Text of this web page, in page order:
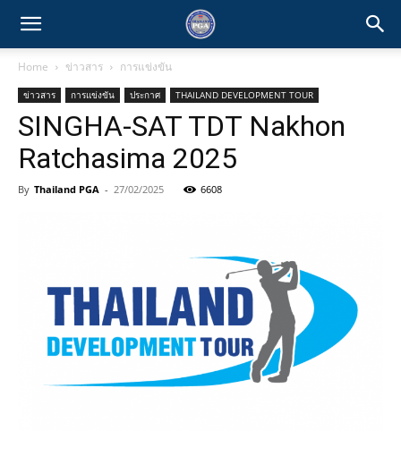
Home ข่าวสาร การแข่งขัน
ข่าวสาร การแข่งขัน ประกาศ THAILAND DEVELOPMENT TOUR
SINGHA-SAT TDT Nakhon
Ratchasima 2025
By Thailand PGA - 27/02/2025 6608